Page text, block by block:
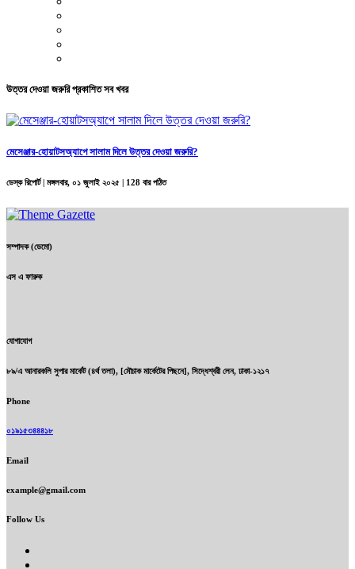
উত্তর দেওয়া জরুরি প্রকাশিত সব খবর
মেসেঞ্জার-হোয়াটসঅ্যাপে সালাম দিলে উত্তর দেওয়া জরুরি?
ডেস্ক রিপোর্ট | মঙ্গলবার, ০১ জুলাই ২০২৫ | 128 বার পঠিত
সম্পাদক (ডেমো)
এস এ ফারুক
যোগাযোগ
৮৯/এ আনারকলি সুপার মার্কেট (৪র্থ তলা), [মৌচাক মার্কেটের পিছনে], সিদ্ধেশ্বরী লেন, ঢাকা-১২১৭
Phone
০১৯১৫৩৪৪৪১৮
Email
example@gmail.com
Follow Us